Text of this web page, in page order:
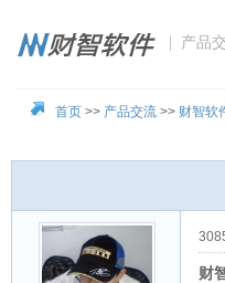
| 产品
首页 >> 产品交流 >> 财智软
财